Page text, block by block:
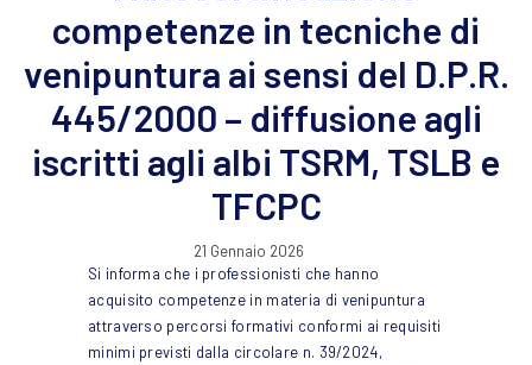
FAQ
Contatti
competenze in tecniche di
venipuntura ai sensi del D.P.R.
445/2000 – diffusione agli
iscritti agli albi TSRM, TSLB e
TFCPC
21 Gennaio 2026
Si informa che i professionisti che hanno
acquisito competenze in materia di venipuntura
attraverso percorsi formativi conformi ai requisiti
minimi previsti dalla circolare n. 39/2024,